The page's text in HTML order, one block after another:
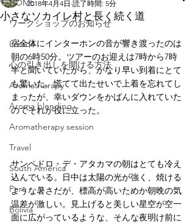
HOME
ワークショップのお知らせ
Lesson
心の引き出しを開ける方法
Aromatherapy
Aroma blending
Aromatherapy session
Travel
South America
Peru
Bolivia
小さなソカイレ村と長く続く道
2018年4月4日 読了時間: 5分
宿全体にインターホンの音が響き渡ったのは
朝の6時50分。ツアーのお迎えは7時から7時
半と聞いていたから、かなり早い到着にとて
も驚いた。慌てて出たせいで上着を忘れてし
まったが、幸いダウンをかばんに入れていた
のでそれが役に立った。
サンペドロ・デ・アタカマの朝はとても冷え
込んでいる。日中は太陽の光が強く、焼ける
ような暑さだが、標高が高いためか朝晩の気
温差が激しい。見上げると美しい星空が空一
面に広がっているような、そんな夜明け前に